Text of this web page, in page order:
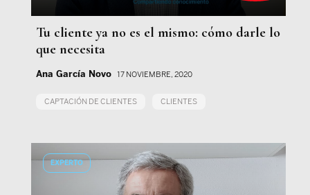
Tu cliente ya no es el mismo: cómo darle lo
que necesita
Ana García Novo 17 NOVIEMBRE, 2020
CAPTACIÓN DE CLIENTES CLIENTES
EXPERTO